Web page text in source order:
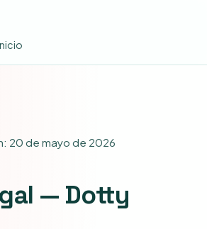
20 de mayo de 2026
— Dotty